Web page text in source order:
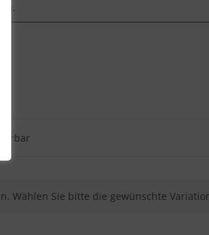
Wählen Sie bitte die gewünschte